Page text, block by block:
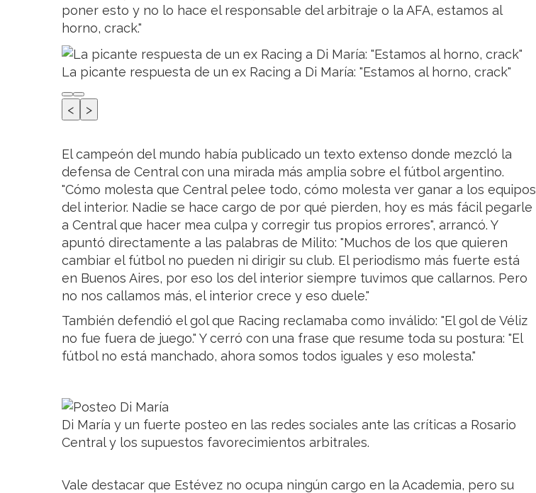
poner esto y no lo hace el responsable del arbitraje o la AFA, estamos al
horno, crack."
La picante respuesta de un ex Racing a Di María: "Estamos al horno, crack"
< >
El campeón del mundo había publicado un texto extenso donde mezcló la
defensa de Central con una mirada más amplia sobre el fútbol argentino.
"Cómo molesta que Central pelee todo, cómo molesta ver ganar a los equipos
del interior. Nadie se hace cargo de por qué pierden, hoy es más fácil pegarle
a Central que hacer mea culpa y corregir tus propios errores", arrancó. Y
apuntó directamente a las palabras de Milito: "Muchos de los que quieren
cambiar el fútbol no pueden ni dirigir su club. El periodismo más fuerte está
en Buenos Aires, por eso los del interior siempre tuvimos que callarnos. Pero
no nos callamos más, el interior crece y eso duele."
También defendió el gol que Racing reclamaba como inválido: "El gol de Véliz
no fue fuera de juego." Y cerró con una frase que resume toda su postura: "El
fútbol no está manchado, ahora somos todos iguales y eso molesta."
Di María y un fuerte posteo en las redes sociales ante las críticas a Rosario
Central y los supuestos favorecimientos arbitrales.
Vale destacar que Estévez no ocupa ningún cargo en la Academia, pero su